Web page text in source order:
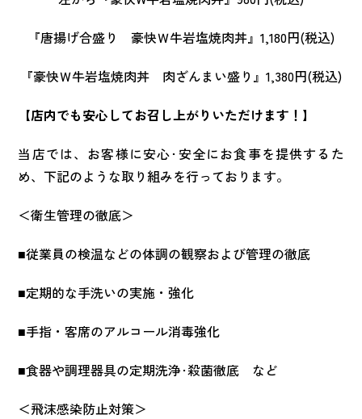
『唐揚げ合盛り 豪快Ｗ牛岩塩焼肉丼』1,180円(税込)
『豪快Ｗ牛岩塩焼肉丼 肉ざんまい盛り』1,380円(税込)
【店内でも安心してお召し上がりいただけます！】
当店では、お客様に安心･安全にお食事を提供するた
め、下記のような取り組みを行っております。
＜衛生管理の徹底＞
■従業員の検温などの体調の観察および管理の徹底
■定期的な手洗いの実施・強化
■手指・客席のアルコール消毒強化
■食器や調理器具の定期洗浄･殺菌徹底 など
＜飛沫感染防止対策＞